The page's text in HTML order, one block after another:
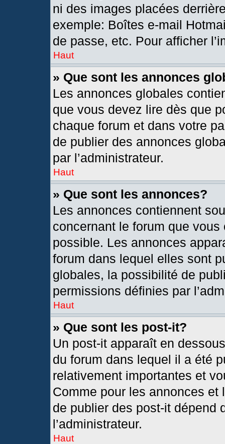
ni des images placées
exemple: Boîtes e-mail
de passe, etc. Pour afficher
Haut
» Que sont les annonces
Les annonces globales
que vous devez lire dès que
chaque forum et dans votre
de publier des annonces
par l’administrateur.
Haut
» Que sont les annonces?
Les annonces contiennent
concernant le forum que
possible. Les annonces
forum dans lequel elles sont
globales, la possibilité de
permissions définies par
Haut
» Que sont les post-it?
Un post-it apparaît en
du forum dans lequel il a été
relativement importantes et
Comme pour les annonces
de publier des post-it dépend
l’administrateur.
Haut